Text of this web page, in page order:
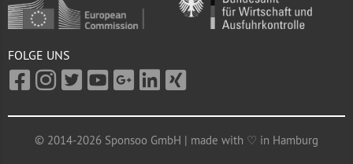
FOLGE UNS
© 2014-2026 Sponsoo GmbH | made with ♡ in Hamburg